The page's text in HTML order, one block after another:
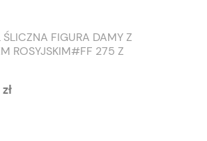
ŚLICZNA FIGURA DAMY Z
ROSYJSKIM#FF 275 Z